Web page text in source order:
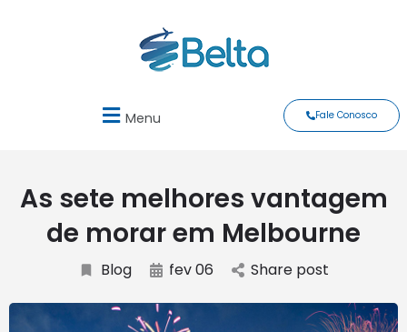
Menu Fale Conosco
As sete melhores vantagem
de morar em Melbourne
Blog fev 06 Share post